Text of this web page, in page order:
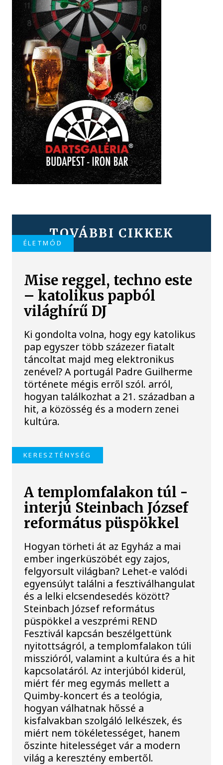
TOVÁBBI CIKKEK
ÉLETMÓD
Mise reggel, techno este
– katolikus papból
világhírű DJ
Ki gondolta volna, hogy egy katolikus
pap egyszer több százezer fiatalt
táncoltat majd meg elektronikus
zenével? A portugál Padre Guilherme
története mégis erről szól. arról,
hogyan találkozhat a 21. században a
hit, a közösség és a modern zenei
kultúra.
KERESZTÉNYSÉG
A templomfalakon túl -
interjú Steinbach József
református püspökkel
Hogyan törheti át az Egyház a mai
ember ingerküszöbét egy zajos,
felgyorsult világban? Lehet-e valódi
egyensúlyt találni a fesztiválhangulat
és a lelki elcsendesedés között?
Steinbach József református
püspökkel a veszprémi REND
Fesztivál kapcsán beszélgettünk
nyitottságról, a templomfalakon túli
misszióról, valamint a kultúra és a hit
kapcsolatáról. Az interjúból kiderül,
miért fér meg egymás mellett a
Quimby-koncert és a teológia,
hogyan válhatnak hőssé a
kisfalvakban szolgáló lelkészek, és
miért nem tökéletességet, hanem
őszinte hitelességet vár a modern
világ a keresztény embertől.